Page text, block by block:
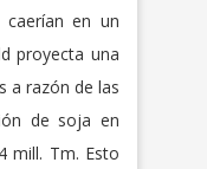
en un
proyecta una
a razón de las
de soja en
mill. Tm. Esto